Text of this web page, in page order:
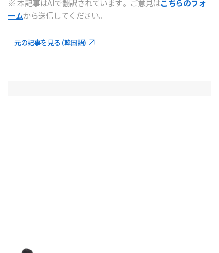
※ 本記事はAIで翻訳されています。ご意見はこちらのフォ
ームから送信してください。
元の記事を見る (韓国語)